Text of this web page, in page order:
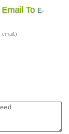
1 300.
фарфоровая
собаки
Упаковка
To E-
email.)